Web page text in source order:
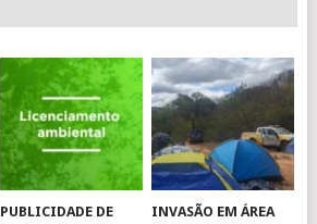
PUBLICIDADE DE INVASÃO EM ÁREA